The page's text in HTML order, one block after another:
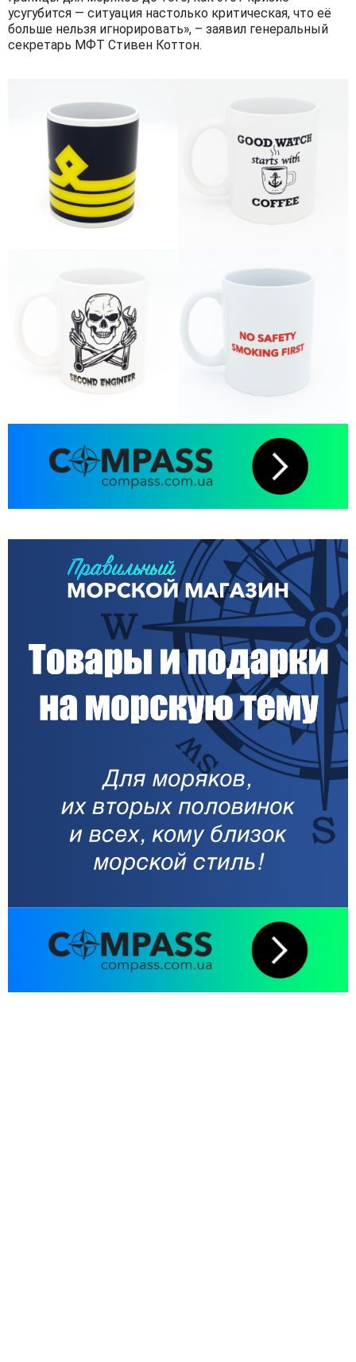
усугубится — ситуация настолько критическая, что её
больше нельзя игнорировать», – заявил генеральный
секретарь МФТ Стивен Коттон.